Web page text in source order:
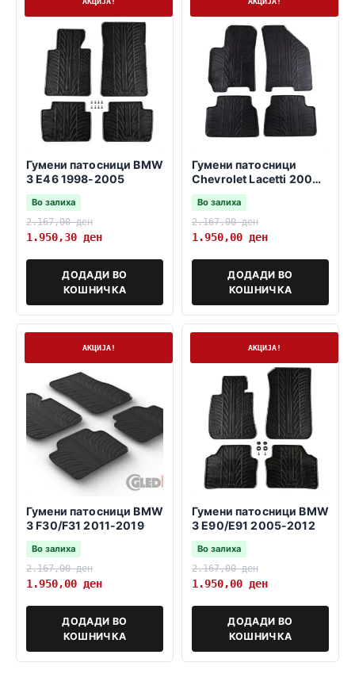
Гумени патосници BMW
3 E46 1998-2005
Во залиха
2.167,00ден
1.950,30 ден
ДОДАДИ ВО
КОШНИЧКА
Гумени патосници
Chevrolet Lacetti 2004-
2010
Во залиха
2.167,00ден
1.950,00 ден
ДОДАДИ ВО
КОШНИЧКА
АКЦИЈА!
Гумени патосници BMW
3 F30/F31 2011-2019
Во залиха
2.167,00ден
1.950,00 ден
ДОДАДИ ВО
КОШНИЧКА
АКЦИЈА!
Гумени патосници BMW
3 E90/E91 2005-2012
Во залиха
2.167,00ден
1.950,00 ден
ДОДАДИ ВО
КОШНИЧКА